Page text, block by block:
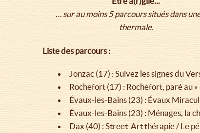
… sur au moins 5 parcours situés dans
thermale.
Liste des parcours :
Jonzac (17) : Suivez les signes du
Rochefort (17) : Rochefort, paré au
Évaux-les-Bains (23) : Évaux
Évaux-les-Bains (23) : Ménages, la
Dax (40) : Street-Art thérapie / Le